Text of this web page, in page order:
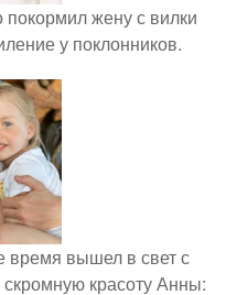
жену с вилки
у поклонников.
время вышел в свет с
красоту Анны: